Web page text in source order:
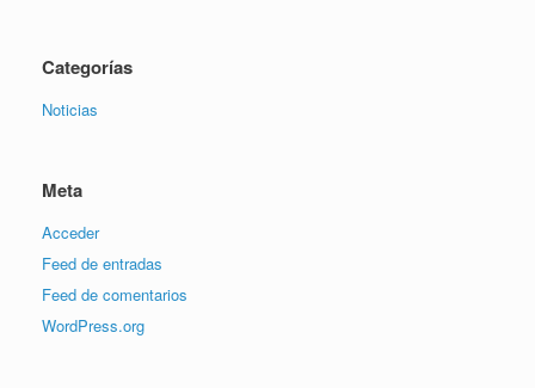
Categorías
Noticias
Meta
Acceder
Feed de entradas
Feed de comentarios
WordPress.org